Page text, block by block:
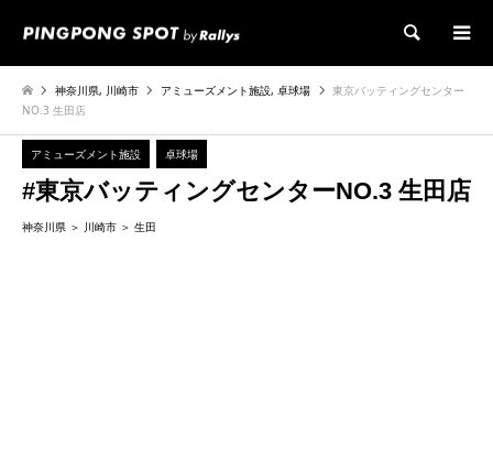
検索
神奈川県, 川崎市 アミューズメント施設,卓球場
東京バッティングセンター
NO.3 生田店
アミューズメント施設 卓球場
#東京バッティングセンターNO.3 生田店
神奈川県 川崎市 生田